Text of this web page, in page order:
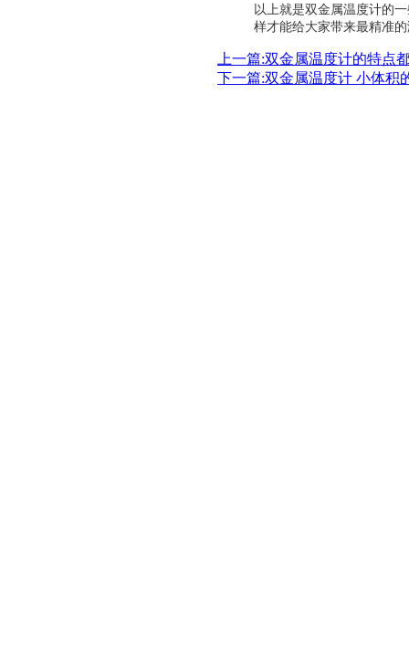
以上就是双金属温度计的
样才能给大家带来最精准
上一篇:双金属温度计的特点
下一篇:双金属温度计 小体积